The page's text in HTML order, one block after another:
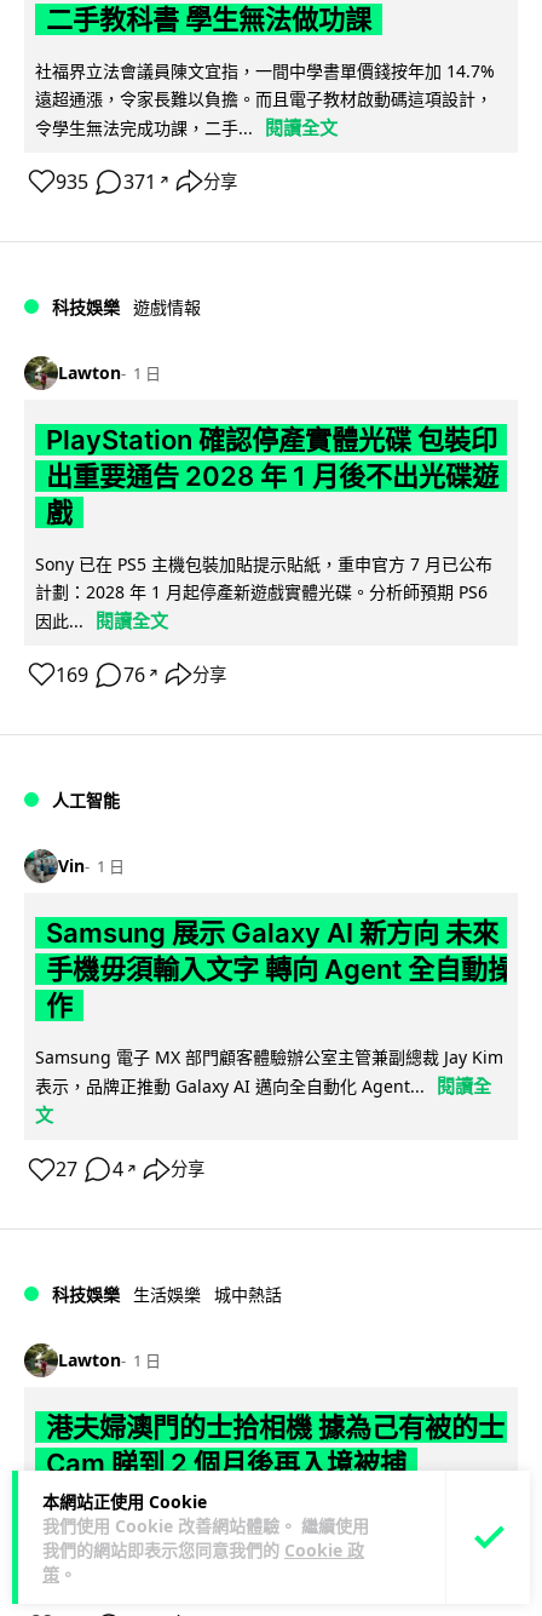
本網站正使用 Cookie
我們使用 Cookie 改善網站體驗。 繼續使用
我們的網站即表示您同意我們的 Cookie 政
策 。
二手教科書 學生無法做功課
社福界立法會議員陳文宜指，一間中學書單價錢按年加 14.7%
遠超通漲，令家長難以負擔。而且電子教材啟動碼這項設計，
令學生無法完成功課，二手...
閱讀全文
935 371 ↗ 分享
科技娛樂 遊戲情報
Lawton 1 日
PlayStation 確認停產實體光碟 包裝印
出重要通告 2028 年 1 月後不出光碟遊
戲
Sony 已在 PS5 主機包裝加貼提示貼紙，重申官方 7 月已公布
計劃：2028 年 1 月起停產新遊戲實體光碟。分析師預期 PS6
因此...
閱讀全文
169 76 ↗ 分享
人工智能
Vin 1 日
Samsung 展示 Galaxy AI 新方向 未來
手機毋須輸入文字 轉向 Agent 全自動操
作
Samsung 電子 MX 部門顧客體驗辦公室主管兼副總裁 Jay Kim
表示，品牌正推動 Galaxy AI 邁向全自動化 Agent...
閱讀全
文
27 4 ↗ 分享
科技娛樂 生活娛樂 城中熱話
Lawton 1 日
港夫婦澳門的士拾相機 據為己有被的士
Cam 睇到 2 個月後再入境被捕
一對香港夫婦今年 5 月遊澳門乘的士拾獲他人遺留相機及電
池，拾遺不報並帶返香港自用。兩人本月 2 日經港珠澳大橋再
次入境澳門時，被治安警察局...